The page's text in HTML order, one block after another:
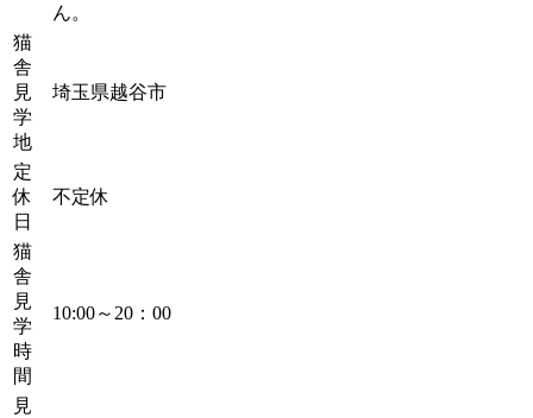
ん。
猫
舎
見
学
地
埼玉県越谷市
定
休
日
不定休
猫
舎
見
学
時
間
10:00～20：00
見